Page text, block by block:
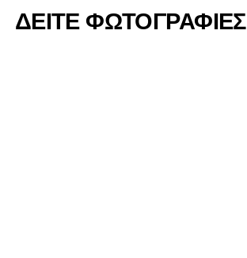
ΔΕΙΤΕ ΦΩΤΟΓΡΑΦΙΕΣ